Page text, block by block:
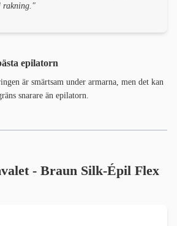
rakning."
epilatorn
är smärtsam under armarna, men det kan
snarare än epilatorn.
- Braun Silk-Épil Flex